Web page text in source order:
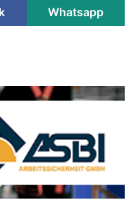
Whatsapp